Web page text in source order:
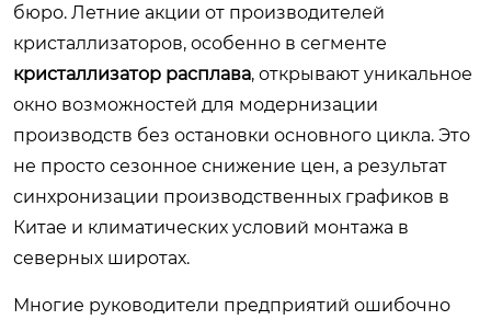
бюро. Летние акции от производителей
кристаллизаторов, особенно в сегменте
кристаллизатор расплава, открывают уникальное
окно возможностей для модернизации
производств без остановки основного цикла. Это
не просто сезонное снижение цен, а результат
синхронизации производственных графиков в
Китае и климатических условий монтажа в
северных широтах.
Многие руководители предприятий ошибочно